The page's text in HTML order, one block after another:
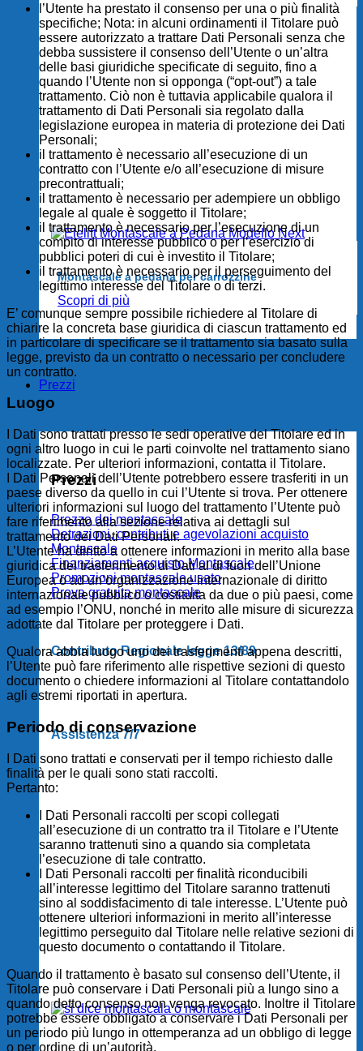
Montascale a pedana per carrozzine
Scopri di più
Prezzi
Prezzi
Prezzo dei montascale
Detrazioni, contributi e agevolazioni acquisto
Montascale
Finanziamenti acquisto Montascale
Promozioni montascale usato
Prova gratuita montascale
Contributo Regionale legge 13/89
Assistenza 7/7
l’Utente ha prestato il consenso per una o più finalità
specifiche; Nota: in alcuni ordinamenti il Titolare può
essere autorizzato a trattare Dati Personali senza che
debba sussistere il consenso dell’Utente o un’altra
delle basi giuridiche specificate di seguito, fino a
quando l’Utente non si opponga (“opt-out”) a tale
trattamento. Ciò non è tuttavia applicabile qualora il
trattamento di Dati Personali sia regolato dalla
legislazione europea in materia di protezione dei Dati
Personali;
il trattamento è necessario all’esecuzione di un
contratto con l’Utente e/o all’esecuzione di misure
precontrattuali;
il trattamento è necessario per adempiere un obbligo
legale al quale è soggetto il Titolare;
il trattamento è necessario per l’esecuzione di un
compito di interesse pubblico o per l’esercizio di
pubblici poteri di cui è investito il Titolare;
il trattamento è necessario per il perseguimento del
legittimo interesse del Titolare o di terzi.
E’ comunque sempre possibile richiedere al Titolare di
chiarire la concreta base giuridica di ciascun trattamento ed
in particolare di specificare se il trattamento sia basato sulla
legge, previsto da un contratto o necessario per concludere
un contratto.
Luogo
I Dati sono trattati presso le sedi operative del Titolare ed in
ogni altro luogo in cui le parti coinvolte nel trattamento siano
localizzate. Per ulteriori informazioni, contatta il Titolare.
I Dati Personali dell’Utente potrebbero essere trasferiti in un
paese diverso da quello in cui l’Utente si trova. Per ottenere
ulteriori informazioni sul luogo del trattamento l’Utente può
fare riferimento alla sezione relativa ai dettagli sul
trattamento dei Dati Personali.
L’Utente ha diritto a ottenere informazioni in merito alla base
giuridica del trasferimento di Dati al di fuori dell’Unione
Europea o ad un’organizzazione internazionale di diritto
internazionale pubblico o costituita da due o più paesi, come
ad esempio l’ONU, nonché in merito alle misure di sicurezza
adottate dal Titolare per proteggere i Dati.
Qualora abbia luogo uno dei trasferimenti appena descritti,
l’Utente può fare riferimento alle rispettive sezioni di questo
documento o chiedere informazioni al Titolare contattandolo
agli estremi riportati in apertura.
Periodo di conservazione
I Dati sono trattati e conservati per il tempo richiesto dalle
finalità per le quali sono stati raccolti.
Pertanto:
I Dati Personali raccolti per scopi collegati
all’esecuzione di un contratto tra il Titolare e l’Utente
saranno trattenuti sino a quando sia completata
l’esecuzione di tale contratto.
I Dati Personali raccolti per finalità riconducibili
all’interesse legittimo del Titolare saranno trattenuti
sino al soddisfacimento di tale interesse. L’Utente può
ottenere ulteriori informazioni in merito all’interesse
legittimo perseguito dal Titolare nelle relative sezioni di
questo documento o contattando il Titolare.
Quando il trattamento è basato sul consenso dell’Utente, il
Titolare può conservare i Dati Personali più a lungo sino a
quando detto consenso non venga revocato. Inoltre il Titolare
potrebbe essere obbligato a conservare i Dati Personali per
un periodo più lungo in ottemperanza ad un obbligo di legge
o per ordine di un’autorità.